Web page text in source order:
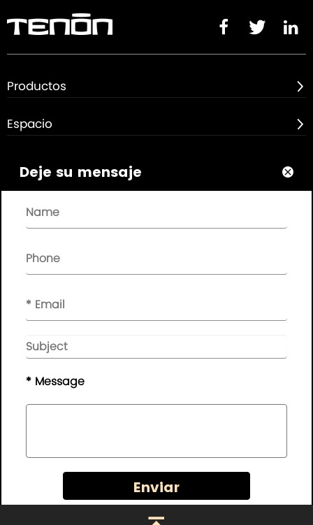
  
Productos 
Espacio 
Sobre
BOLETÍN
Por favor, deje su mensaje aquí, le enviaremos sus
comentarios a tiempo..
© Derechos de autor - 2010-2019 :
Tenon Sci.& Tech. Co., Ltd.Todos los derechos
reservados
Deje su mensaje 
* Message
Enviar